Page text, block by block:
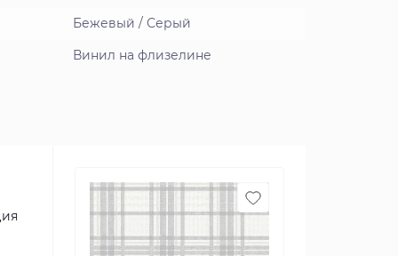
Бежевый / Серый
Винил на флизелине